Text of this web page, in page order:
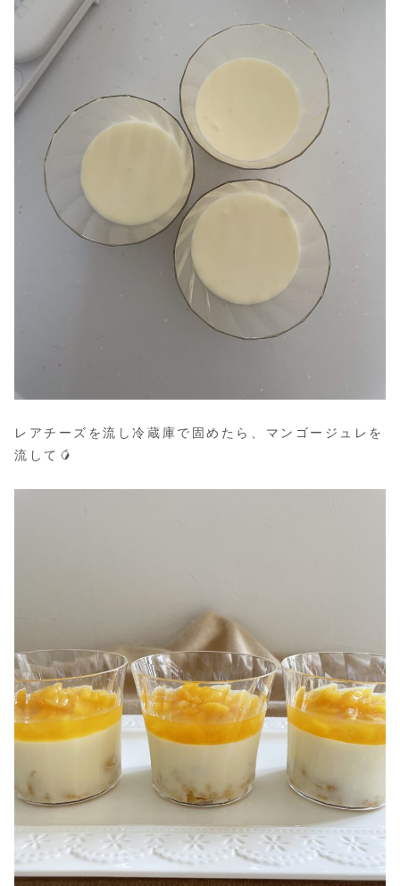
レアチーズを流し冷蔵庫で固めたら、マンゴージュレを
流して🥭